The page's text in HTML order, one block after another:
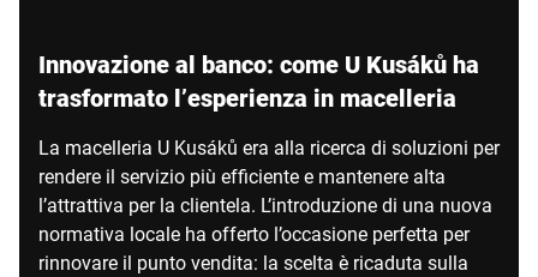
Innovazione al banco: come U Kusáků ha
trasformato l’esperienza in macelleria
La macelleria U Kusáků era alla ricerca di soluzioni per
rendere il servizio più efficiente e mantenere alta
l’attrattiva per la clientela. L’introduzione di una nuova
normativa locale ha offerto l’occasione perfetta per
rinnovare il punto vendita: la scelta è ricaduta sulla